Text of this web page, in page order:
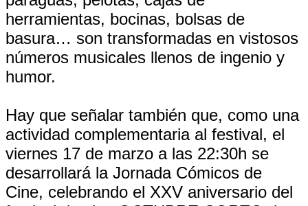
herramientas, bocinas, bolsas de
basura… son transformadas en vistosos
números musicales llenos de ingenio y
humor.
Hay que señalar también que, como una
actividad complementaria al festival, el
viernes 17 de marzo a las 22:30h se
desarrollará la Jornada Cómicos de
Cine, celebrando el XXV aniversario del